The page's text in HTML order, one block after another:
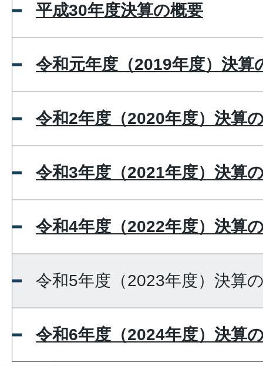
平成30年度決算の概要
令和元年度（2019年度）決算
令和2年度（2020年度）決算
令和3年度（2021年度）決算
令和4年度（2022年度）決算
令和5年度（2023年度）決算
令和6年度（2024年度）決算